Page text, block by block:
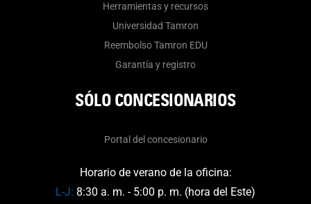
Herramientas y recursos
Universidad Tamron
Reembolso Tamron EDU
Garantía y registro
SÓLO CONCESIONARIOS
Portal del concesionario
Horario de verano de la oficina:
L-J: 8:30 a. m. - 5:00 p. m. (hora del Este)